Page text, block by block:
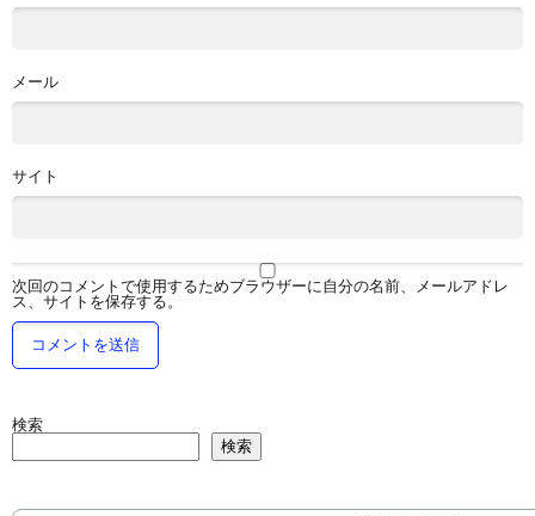
メール
サイト
次回のコメントで使用するためブラウザーに自分の名前、メールアドレ
ス、サイトを保存する。
検索
検索